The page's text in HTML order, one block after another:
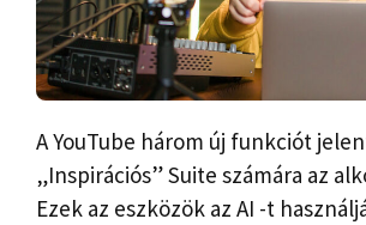
A YouTube három új funkciót
„Inspirációs” Suite számára az
Ezek az eszközök az AI -t